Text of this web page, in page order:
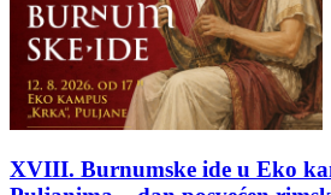
XVIII. Burnumske ide u Eko